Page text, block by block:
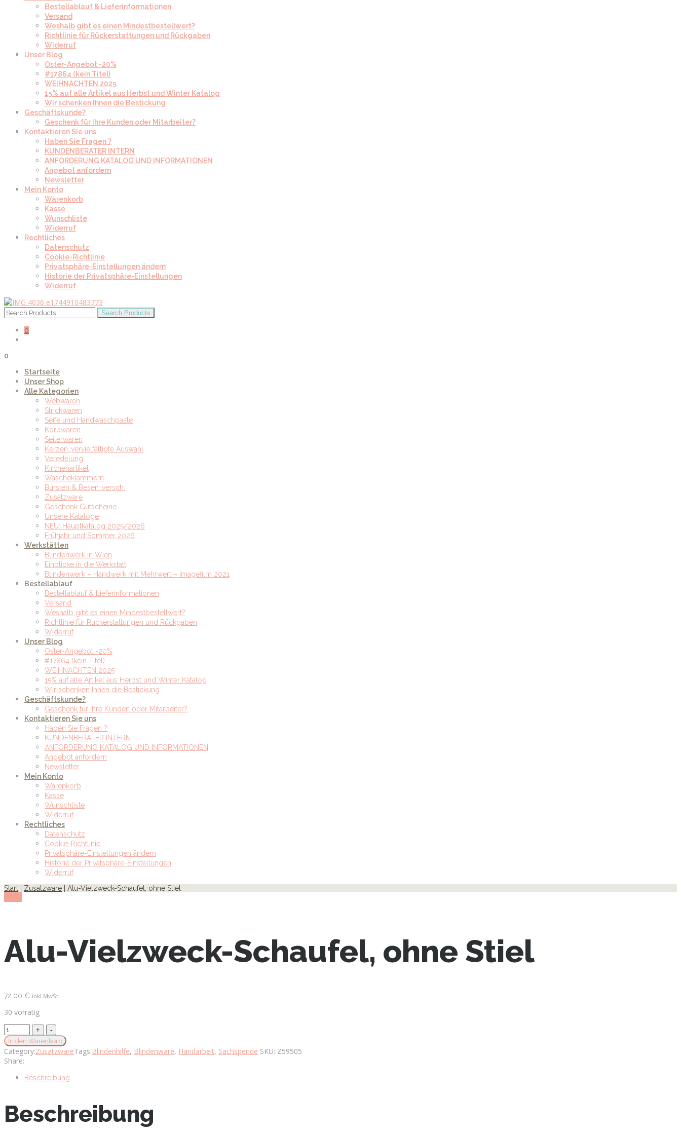
Bestellablauf & Lieferinformationen
Versand
Weshalb gibt es einen Mindestbestellwert?
Richtlinie für Rückerstattungen und Rückgaben
Widerruf
Unser Blog
Oster-Angebot -20%
#17864 (kein Titel)
WEIHNACHTEN 2025
15% auf alle Artikel aus Herbst und Winter Katalog
Wir schenken Ihnen die Bestickung
Geschäftskunde?
Geschenk für Ihre Kunden oder Mitarbeiter?
Kontaktieren Sie uns
Haben Sie Fragen ?
KUNDENBERATER INTERN
ANFORDERUNG KATALOG UND INFORMATIONEN
Angebot anfordern
Newsletter
Mein Konto
Warenkorb
Kasse
Wunschliste
Widerruf
Rechtliches
Datenschutz
Cookie-Richtlinie
Privatsphäre-Einstellungen ändern
Historie der Privatsphäre-Einstellungen
Widerruf
0
0
Startseite
Unser Shop
Alle Kategorien
Webwaren
Strickwaren
Seife und Handwaschpaste
Korbwaren
Seilerwaren
Kerzen ,vervielfältigte Auswahl
Veredelung
Kirchenartikel
Wäscheklammern
Bürsten & Besen ,versch.
Zusatzware
Geschenk Gutscheine
Unsere Kataloge
NEU: Hauptkatalog 2025/2026
Frühjahr und Sommer 2026
Werkstätten
Blindenwerk in Wien
Einblicke in die Werkstatt
Blindenwerk – Handwerk mit Mehrwert – Imagefilm 2021
Bestellablauf
Bestellablauf & Lieferinformationen
Versand
Weshalb gibt es einen Mindestbestellwert?
Richtlinie für Rückerstattungen und Rückgaben
Widerruf
Unser Blog
Oster-Angebot -20%
#17864 (kein Titel)
WEIHNACHTEN 2025
15% auf alle Artikel aus Herbst und Winter Katalog
Wir schenken Ihnen die Bestickung
Geschäftskunde?
Geschenk für Ihre Kunden oder Mitarbeiter?
Kontaktieren Sie uns
Haben Sie Fragen ?
KUNDENBERATER INTERN
ANFORDERUNG KATALOG UND INFORMATIONEN
Angebot anfordern
Newsletter
Mein Konto
Warenkorb
Kasse
Wunschliste
Widerruf
Rechtliches
Datenschutz
Cookie-Richtlinie
Privatsphäre-Einstellungen ändern
Historie der Privatsphäre-Einstellungen
Widerruf
Start
Zusatzware | Alu-Vielzweck-Schaufel, ohne Stiel
Alu-Vielzweck-Schaufel, ohne Stiel
72.00 € inkl.MwSt.
30 vorrätig
Alu-
Vielzweck-
Schaufel,
ohne
Stiel
quantity
In den Warenkorb
Category:ZusatzwareTags:Blindenhilfe, Blindenware, Handarbeit, Sachspende SKU: Z59505
Share:
Beschreibung
Beschreibung